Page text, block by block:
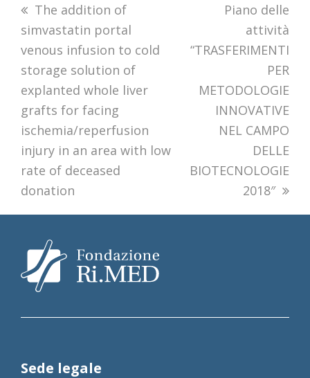
previous
post:
The addition of
simvastatin portal
venous infusion to cold
storage solution of
explanted whole liver
grafts for facing
ischemia/reperfusion
injury in an area with low
rate of deceased
donation
next
post:
Piano delle
attività
“TRASFERIMENTI
PER
METODOLOGIE
INNOVATIVE
NEL CAMPO
DELLE
BIOTECNOLOGIE
2018″
Sede legale